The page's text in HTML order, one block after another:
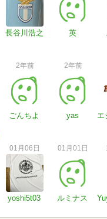
長谷川浩之 英
2年前
ごんちよ
2年前
yas
01月06日
yoshi5t03
01月01日
ルミナス